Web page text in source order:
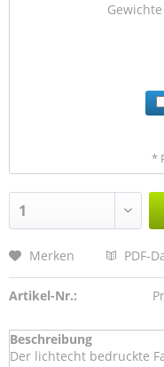
*
Merken PDF-
Artikel-Nr.:
Beschreibung
Der lichtecht bedruckte